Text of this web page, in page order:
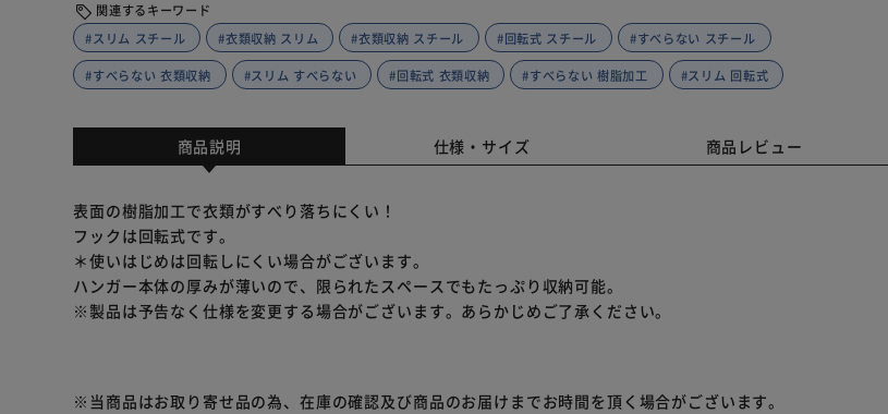
関連するキーワード
#スリム スチール
#衣類収納 スリム #衣類収納 スチール #回転式 スチール #すべらない スチール
#すべらない 衣類収納 #スリム すべらない #回転式 衣類収納 #すべらない 樹脂加工 #スリム 回転式
商品説明 仕様・サイズ 商品レビュー
表面の樹脂加工で衣類がすべり落ちにくい！
フックは回転式です。
＊使いはじめは回転しにくい場合がございます。
ハンガー本体の厚みが薄いので、限られたスペースでもたっぷり収納可能。
※製品は予告なく仕様を変更する場合がございます。あらかじめご了承ください。
※当商品はお取り寄せ品の為、在庫の確認及び商品のお届けまでお時間を頂く場合がございます。